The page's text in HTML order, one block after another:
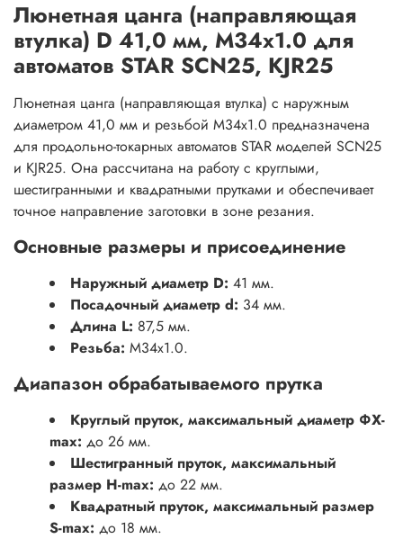
Люнетная цанга (направляющая
втулка) D 41,0 мм, M34x1.0 для
автоматов STAR SCN25, KJR25
Люнетная цанга (направляющая втулка) с наружным
диаметром 41,0 мм и резьбой M34x1.0 предназначена
для продольно-токарных автоматов STAR моделей SCN25
и KJR25. Она рассчитана на работу с круглыми,
шестигранными и квадратными прутками и обеспечивает
точное направление заготовки в зоне резания.
Основные размеры и присоединение
Наружный диаметр D: 41 мм.
Посадочный диаметр d: 34 мм.
Длина L: 87,5 мм.
Резьба: M34x1.0.
Диапазон обрабатываемого прутка
Круглый пруток, максимальный диаметр ΦX-
max: до 26 мм.
Шестигранный пруток, максимальный
размер H-max: до 22 мм.
Квадратный пруток, максимальный размер
S-max: до 18 мм.